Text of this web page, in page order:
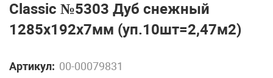
Classic №5303 Дуб снежный
1285х192х7мм (уп.10шт=2,47м2)
Артикул: 00-00079831